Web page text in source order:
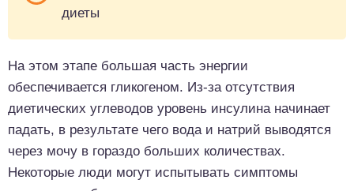
диеты
На этом этапе большая часть энергии
обеспечивается гликогеном. Из-за отсутствия
диетических углеводов уровень инсулина начинает
падать, в результате чего вода и натрий выводятся
через мочу в гораздо больших количествах.
Некоторые люди могут испытывать симптомы